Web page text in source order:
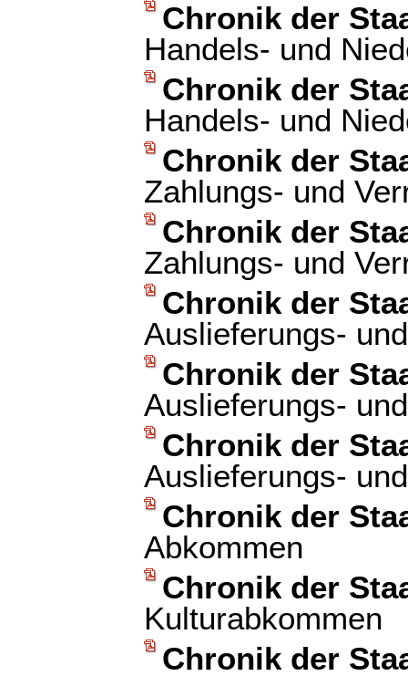
Chronik der
Handels- und
Chronik der
Handels- und
Chronik der
Zahlungs- und
Chronik der
Zahlungs- und
Chronik der
Auslieferungs-
Chronik der
Auslieferungs-
Chronik der
Auslieferungs-
Chronik der
Abkommen
Chronik der
Kulturabkommen
Chronik der